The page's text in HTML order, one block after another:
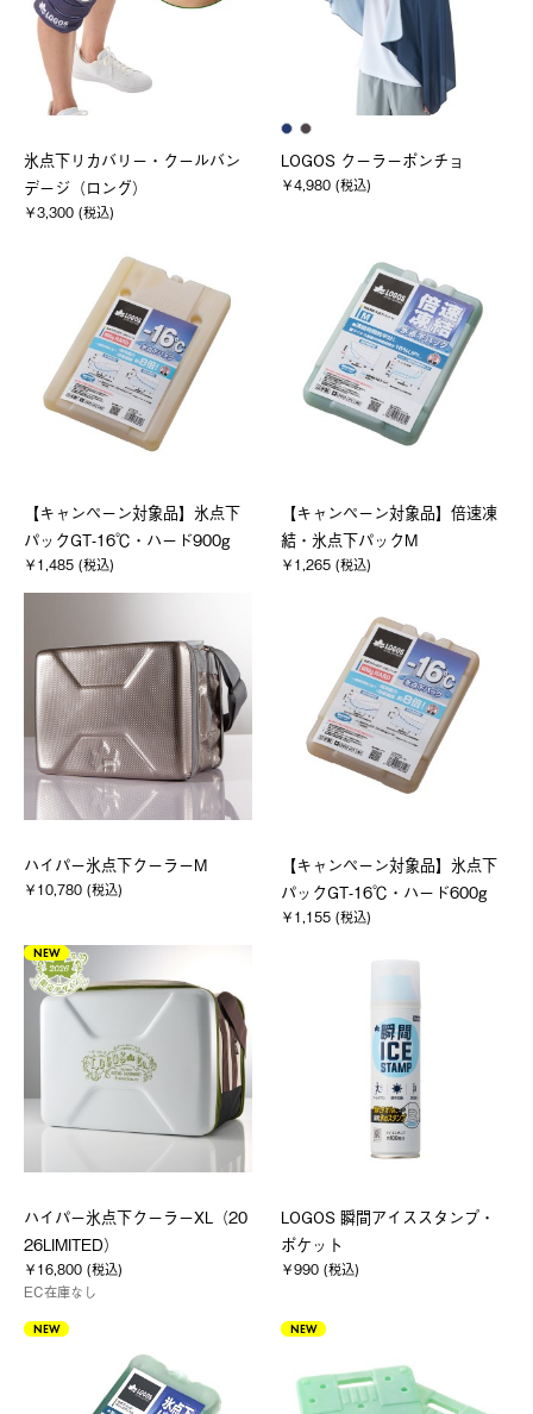
氷点下リカバリー・クールバン
デージ（ロング）
￥3,300 (税込)
LOGOS クーラーポンチョ
￥4,980 (税込)
【キャンペーン対象品】氷点下
パックGT-16℃・ハード900g
￥1,485 (税込)
【キャンペーン対象品】倍速凍
結・氷点下パックM
￥1,265 (税込)
ハイパー氷点下クーラーM
￥10,780 (税込)
【キャンペーン対象品】氷点下
パックGT-16℃・ハード600g
￥1,155 (税込)
NEW
ハイパー氷点下クーラーXL（20
26LIMITED）
￥16,800 (税込)
EC在庫なし
LOGOS 瞬間アイススタンプ・
ポケット
￥990 (税込)
NEW NEW